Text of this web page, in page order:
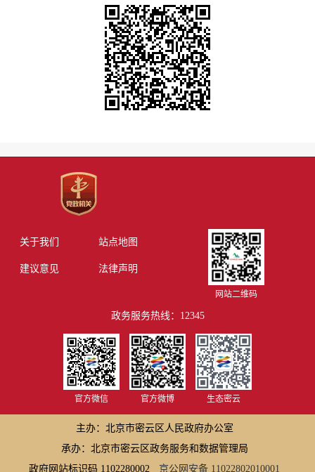
关于我们 站点地图
建议意见 法律声明
网站二维码
政务服务热线：12345
官方微信 官方微博 生态密云
主办：北京市密云区人民政府办公室
承办：北京市密云区政务服务和数据管理局
政府网站标识码 1102280002
京公网安备 11022802010001